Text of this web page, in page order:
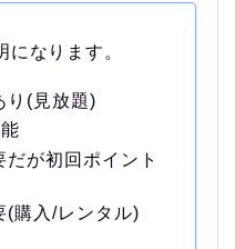
なります。
(見放題)
が初回ポイント
購入/レンタル)